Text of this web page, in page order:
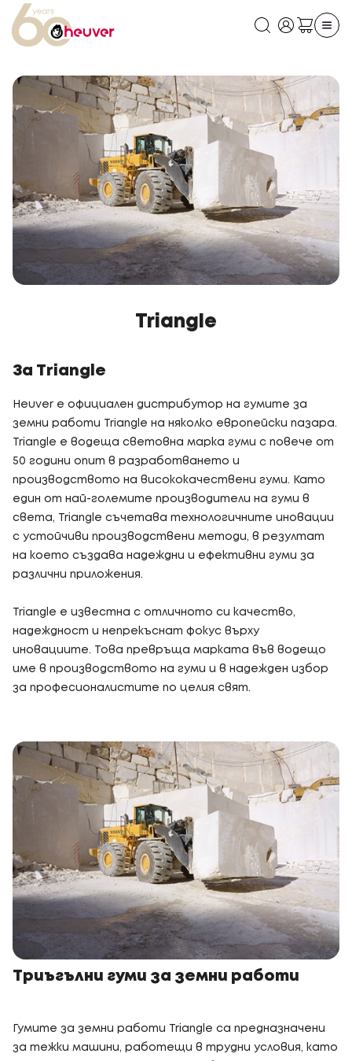
Triangle
За Triangle
Heuver е официален дистрибутор на гумите за
земни работи Triangle на няколко европейски пазара.
Triangle е водеща световна марка гуми с повече от
50 години опит в разработването и
производството на висококачествени гуми. Като
един от най-големите производители на гуми в
света, Triangle съчетава технологичните иновации
с устойчиви производствени методи, в резултат
на което създава надеждни и ефективни гуми за
различни приложения.
Triangle е известна с отличното си качество,
надеждност и непрекъснат фокус върху
иновациите. Това превръща марката във водещо
име в производството на гуми и в надежден избор
за професионалистите по целия свят.
Триъгълни гуми за земни работи
Гумите за земни работи Triangle са предназначени
за тежки машини, работещи в трудни условия, като